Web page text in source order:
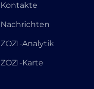
Kontakte
Nachrichten
ZOZI-Analytik
ZOZI-Karte